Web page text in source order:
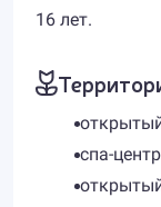
16 лет.
спа-центр